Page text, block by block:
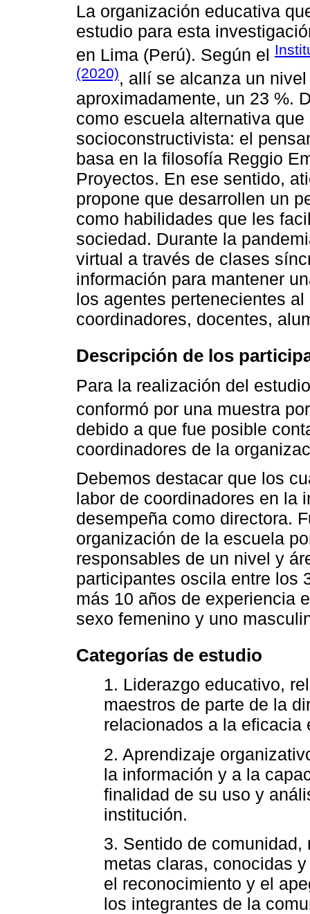
La organización educativa
estudio para esta
en Lima (Perú). Según el
(2020), allí se alcanza un
aproximadamente, un 23 %.
como escuela alternativa
socioconstructivista: el
basa en la filosofía Reggio
Proyectos. En ese sentido,
propone que desarrollen un
como habilidades que les
sociedad. Durante la
virtual a través de clases
información para mantener
los agentes pertenecientes
coordinadores, docentes,
Descripción de los
Para la realización del
conformó por una muestra
debido a que fue posible
coordinadores de la
Debemos destacar que los
labor de coordinadores en la
desempeña como directora.
organización de la escuela
responsables de un nivel y
participantes oscila entre los
más 10 años de experiencia
sexo femenino y uno
Categorías de estudio
1. Liderazgo educativo,
maestros de parte de la
relacionados a la eficacia
2. Aprendizaje
la información y a la
finalidad de su uso y
institución.
3. Sentido de
metas claras, conocidas
el reconocimiento y el
los integrantes de la